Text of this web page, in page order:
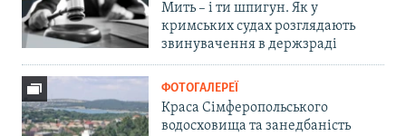
Мить – і ти шпигун. Як у
кримських судах розглядають
звинувачення в держзраді
ФОТОГАЛЕРЕЇ
Краса Сімферопольського
водосховища та занедбаність